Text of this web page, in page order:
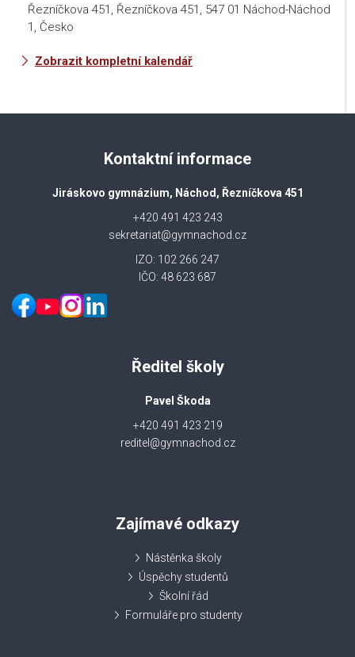
Řezníčkova 451, Řezníčkova 451, 547 01 Náchod-Náchod
1, Česko
Zobrazit kompletní kalendář
Kontaktní informace
Jiráskovo gymnázium, Náchod, Řezníčkova 451
+420 491 423 243
sekretariat@gymnachod.cz
IZO: 102 266 247
IČO: 48 623 687
Ředitel školy
Pavel Škoda
+420 491 423 219
reditel@gymnachod.cz
Zajímavé odkazy
Nástěnka školy
Úspěchy studentů
Školní řád
Formuláře pro studenty